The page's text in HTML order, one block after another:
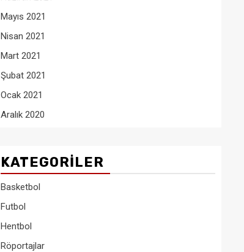
Mayıs 2021
Nisan 2021
Mart 2021
Şubat 2021
Ocak 2021
Aralık 2020
KATEGORILER
Basketbol
Futbol
Hentbol
Röportajlar